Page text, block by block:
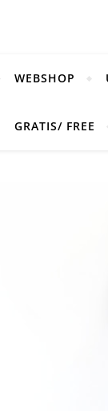
WEBSHOP
GRATIS/ FREE